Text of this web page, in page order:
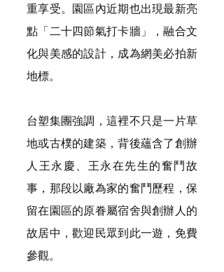
重享受。園區內近期也出現最新亮
點「二十四節氣打卡牆」，融合文
化與美感的設計，成為網美必拍新
地標。
台塑集團強調，這裡不只是一片草
地或古樸的建築，背後蘊含了創辦
人王永慶、王永在先生的奮鬥故
事，那段以廠為家的奮鬥歷程，保
留在園區的原眷屬宿舍與創辦人的
故居中，歡迎民眾到此一遊，免費
參觀。